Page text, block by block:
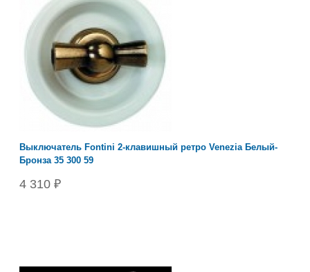
Выключатель Fontini 2-клавишный ретро Venezia Белый-
Бронза 35 300 59
4 310 ₽